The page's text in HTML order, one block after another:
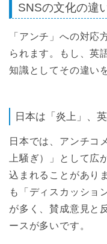
SNSの文化の違
「アンチ」への対応
られます。もし、英
知識としてその違い
日本は「炎上」、
日本では、アンチコ
上騒ぎ）」として広
込まれることがあり
も「ディスカッショ
が多く、賛成意見と
ースが多いです。